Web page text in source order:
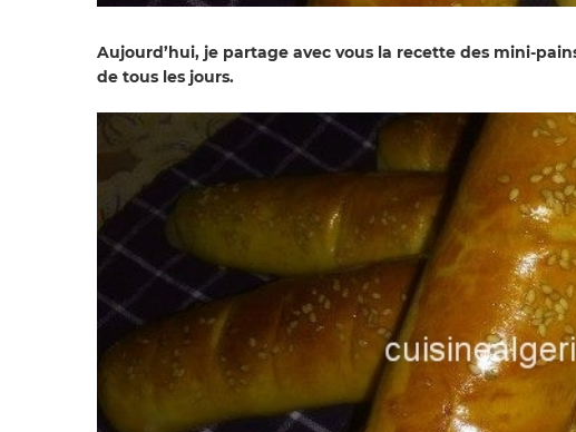
Aujourd’hui, je partage avec vous la recette des mini-
de tous les jours.